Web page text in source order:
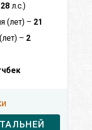
л.с.)
(лет) – 21
– 2